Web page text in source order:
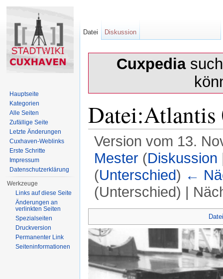
Cuxpedia
Datei:Atlantis
Version vom 13.
Mester (Diskussion
(Unterschied) ←
(Unterschied) |
Datei Diskussion
Hauptseite
Kategorien
Alle Seiten
Zufällige Seite
Letzte Änderungen
Cuxhaven-Weblinks
Erste Schritte
Impressum
Datenschutzerklärung
Werkzeuge
Links auf diese Seite
Änderungen an
verlinkten Seiten
Spezialseiten
Druckversion
Permanenter Link
Seiten­informationen